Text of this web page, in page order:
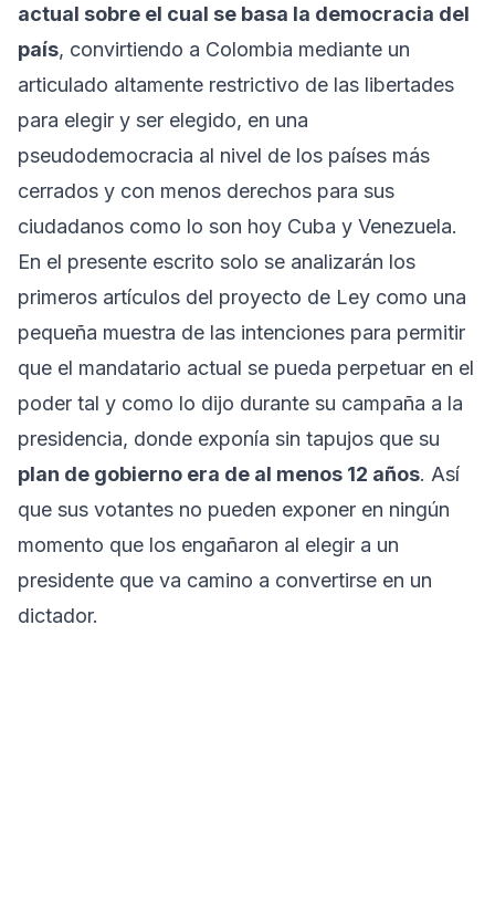
actual sobre el cual se basa la democracia del
país, convirtiendo a Colombia mediante un
articulado altamente restrictivo de las libertades
para elegir y ser elegido, en una
pseudodemocracia al nivel de los países más
cerrados y con menos derechos para sus
ciudadanos como lo son hoy Cuba y Venezuela.
En el presente escrito solo se analizarán los
primeros artículos del proyecto de Ley como una
pequeña muestra de las intenciones para permitir
que el mandatario actual se pueda perpetuar en el
poder tal y como lo dijo durante su campaña a la
presidencia, donde exponía sin tapujos que su
plan de gobierno era de al menos 12 años. Así
que sus votantes no pueden exponer en ningún
momento que los engañaron al elegir a un
presidente que va camino a convertirse en un
dictador.